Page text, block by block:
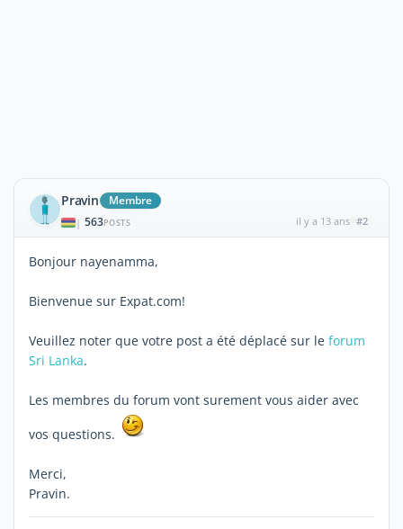
Pravin Membre
| 563POSTS il y a 13 ans #2
Bonjour nayenamma,
Bienvenue sur Expat.com!
Veuillez noter que votre post a été déplacé sur le forum
Sri Lanka.
Les membres du forum vont surement vous aider avec
vos questions.
Merci,
Pravin.